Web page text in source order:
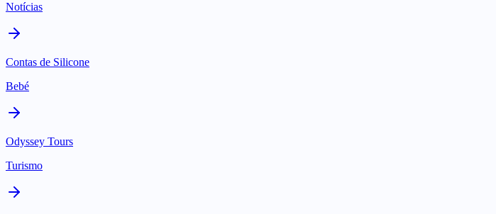
Notícias
Contas de Silicone
Bebé
Odyssey Tours
Turismo